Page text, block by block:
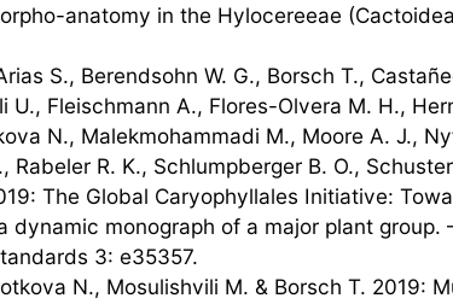
anatomy in the Hylocereeae
S., Berendsohn W. G., Borsch T.,
U., Fleischmann A., Flores-Olvera M. H.,
N., Malekmohammadi M., Moore A. J.,
Rabeler R. K., Schlumpberger B. O.,
The Global Caryophyllales Initiative:
dynamic monograph of a major plant group.
3: e35357.
N., Mosulishvili M. & Borsch T. 2019: